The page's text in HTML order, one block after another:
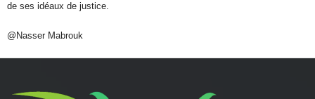
de ses idéaux de justice.
@Nasser Mabrouk